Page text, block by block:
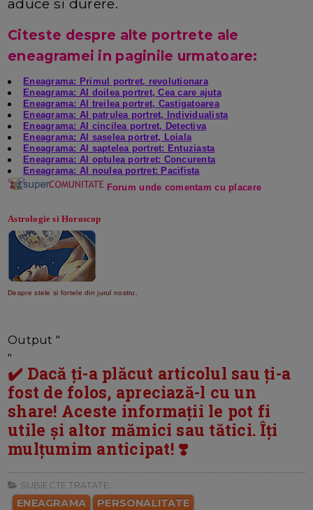
Citeste despre alte portrete ale
eneagramei in paginile urmatoare:
Eneagrama: Primul portret, revolutionara
Eneagrama: Al doilea portret, Cea care ajuta
Eneagrama: Al treilea portret, Castigatoarea
Eneagrama: Al patrulea portret, Individualista
Eneagrama: Al cincilea portret, Detectiva
Eneagrama: Al saselea portret, Loiala
Eneagrama: Al saptelea portret: Entuziasta
Eneagrama: Al optulea portret: Concurenta
Eneagrama: Al noulea portret: Pacifista
Forum unde comentam cu placere
Astrologie si Horoscop
Despre stele si fortele din jurul nostru.
Output "
"
✔️ Dacă ți-a plăcut articolul sau ți-a
fost de folos, apreciază-l cu un
share! Aceste informații le pot fi
utile și altor mămici sau tătici. Îți
mulțumim anticipat! ❣️
SUBIECTE TRATATE:
ENEAGRAMA PERSONALITATE